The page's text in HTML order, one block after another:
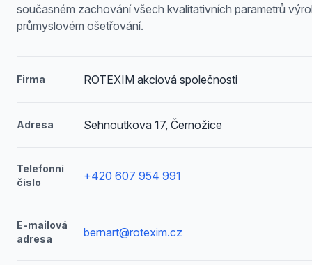
současném zachování všech kvalitativních parametrů
průmyslovém ošetřování.
Firma ROTEXIM akciová společnosti
Adresa Sehnoutkova 17, Černožice
Telefonní
číslo
+420 607 954 991
E-mailová
adresa
bernart@rotexim.cz